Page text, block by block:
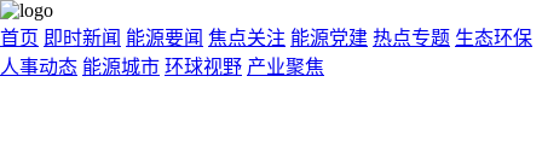
首页 即时新闻 能源要闻 焦点关注 能源党建 热点专题 生态环保
人事动态 能源城市 环球视野 产业聚焦